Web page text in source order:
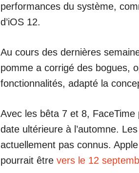
performances du système,
d’iOS 12.
Au cours des dernières
pomme a corrigé des bogues,
fonctionnalités, adapté la
Avec les bêta 7 et 8,
date ultérieure à l’automne.
actuellement pas connus.
pourrait être vers le 12